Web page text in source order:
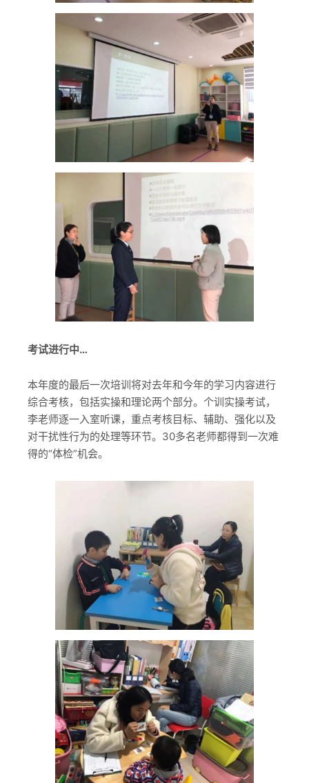
考试进行中…
本年度的最后一次培训将对去年和今年的学习内容进行
综合考核，包括实操和理论两个部分。个训实操考试，
李老师逐一入室听课，重点考核目标、辅助、强化以及
对干扰性行为的处理等环节。30多名老师都得到一次难
得的“体检”机会。